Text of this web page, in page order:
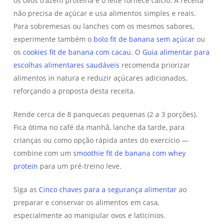
não precisa de açúcar e usa alimentos simples e reais.
Para sobremesas ou lanches com os mesmos sabores,
experimente também o bolo fit de banana sem açúcarou
os cookies fit de banana com cacau. O Guia alimentar para
escolhas alimentares saudáveis recomenda priorizar
alimentos in natura e reduzir açúcares adicionados,
reforçando a proposta desta receita.
Rende cerca de 8 panquecas pequenas (2 a 3 porções).
Fica ótima no café da manhã, lanche da tarde, para
crianças ou como opção rápida antes do exercício —
combine com um smoothie fit de banana com whey
protein para um pré-treino leve.
Siga as Cinco chaves para a segurança alimentarao
preparar e conservar os alimentos em casa,
especialmente ao manipular ovos e laticínios.